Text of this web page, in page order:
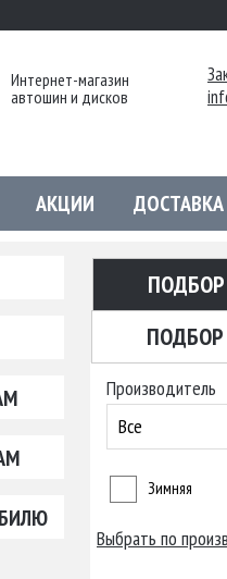
Интернет-магазин
автошин и дисков
АКЦИИ ДОСТАВКА
Производитель
Все
Зимняя
Выбрать по